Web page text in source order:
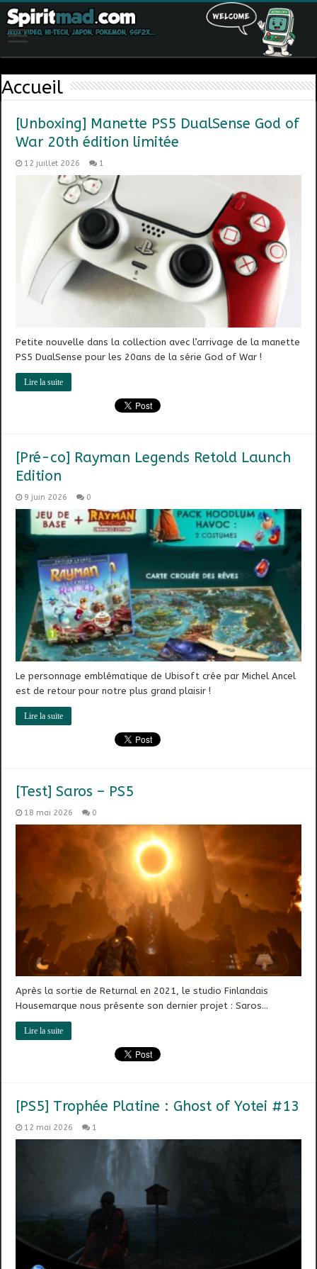
Accueil
[Unboxing] Manette PS5 DualSense God of
War 20th édition limitée
12 juillet 2026 1
Petite nouvelle dans la collection avec l’arrivage de la manette
PS5 DualSense pour les 20ans de la série God of War !
Lire la suite
[Pré-co] Rayman Legends Retold Launch
Edition
9 juin 2026 0
Le personnage emblématique de Ubisoft crée par Michel Ancel
est de retour pour notre plus grand plaisir !
Lire la suite
[Test] Saros – PS5
18 mai 2026 0
Après la sortie de Returnal en 2021, le studio Finlandais
Housemarque nous présente son dernier projet : Saros…
Lire la suite
[PS5] Trophée Platine : Ghost of Yotei #13
12 mai 2026 1